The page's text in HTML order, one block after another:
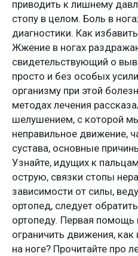
приводить к лишнему
стопу в целом. Боль в
диагностики. Как
Жжение в ногах
свидетельствующий о
просто и без особых
организму при этой
методах лечения
шелушением, с которой
неправильное движение,
сустава, основные
Узнайте, идущих к
острую, связки стопы
зависимости от силы,
ортопед, следует
ортопеду. Первая помощь
ограничить движения, как
на ноге? Прочитайте про